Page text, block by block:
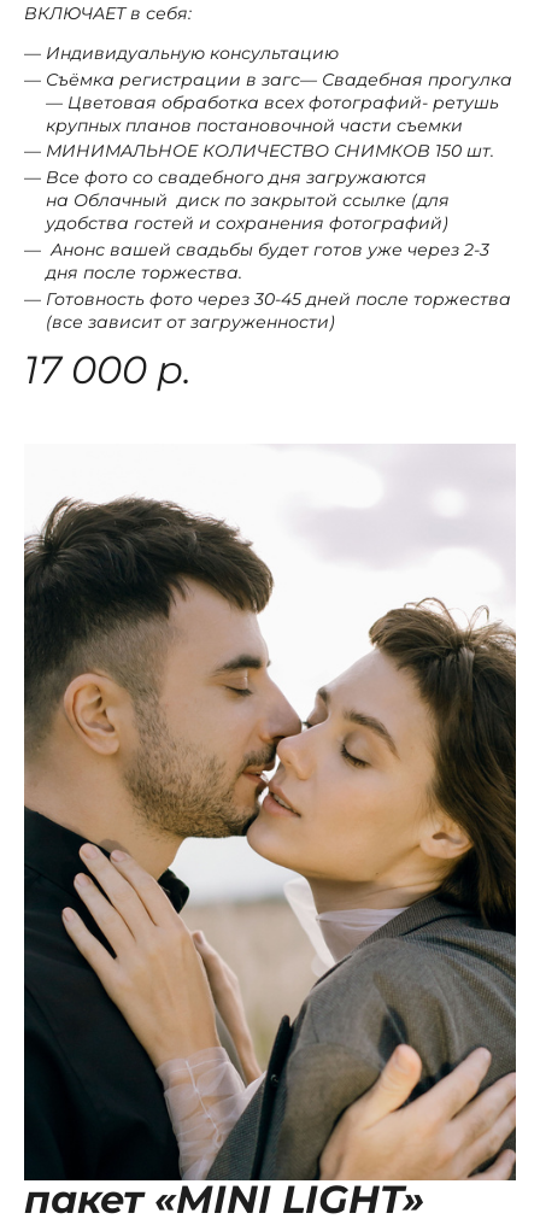
ВКЛЮЧАЕТ в себя:
Индивидуальную консультацию
Съёмка регистрации в загс— Свадебная прогулка
— Цветовая обработка всех фотографий- ретушь
крупных планов постановочной части съемки
МИНИМАЛЬНОЕ КОЛИЧЕСТВО СНИМКОВ 150 шт.
Все фото со свадебного дня загружаются
на Облачный диск по закрытой ссылке (для
удобства гостей и сохранения фотографий)
Анонс вашей свадьбы будет готов уже через 2-3
дня после торжества.
Готовность фото через 30-45 дней после торжества
(все зависит от загруженности)
17 000 р.
пакет «MINI LIGHT»